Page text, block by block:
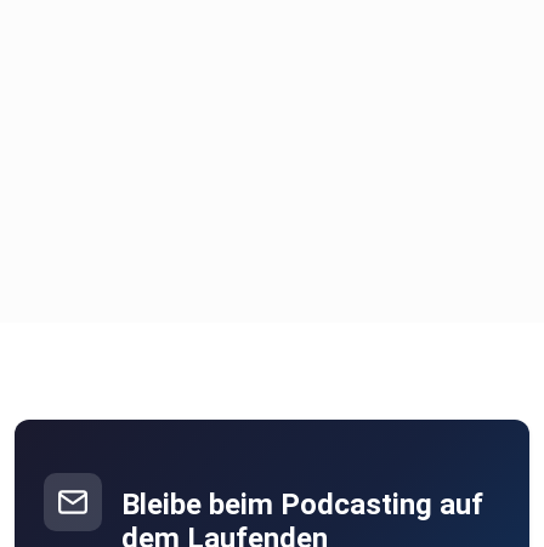
Bleibe beim Podcasting auf
dem Laufenden